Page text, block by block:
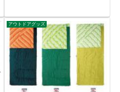
発売。
アウトドアグッズ